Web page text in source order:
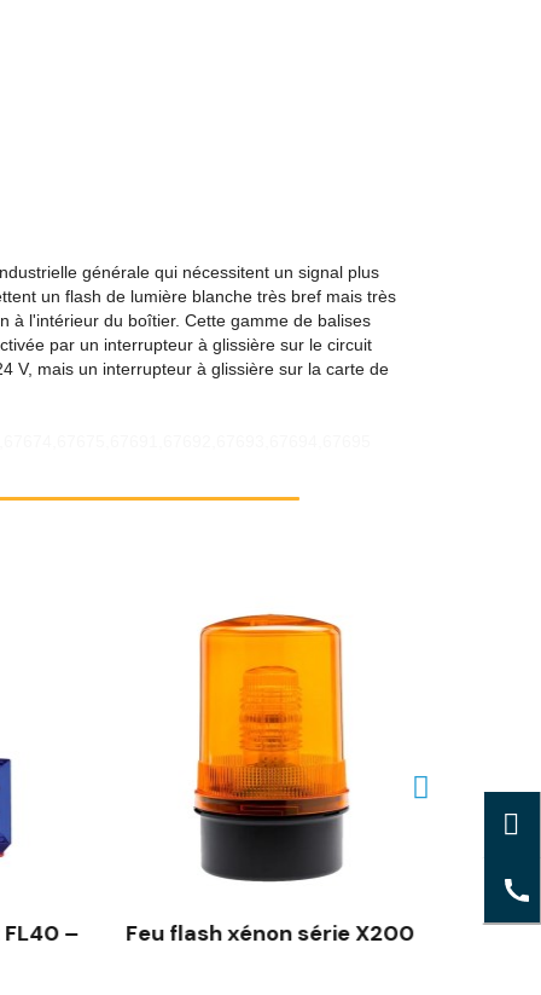
générale qui nécessitent un signal plus
un flash de lumière blanche très bref mais très
à l'intérieur du boîtier. Cette gamme de balises
par un interrupteur à glissière sur le circuit
V, mais un interrupteur à glissière sur la carte de
– Feu flash xénon série X200